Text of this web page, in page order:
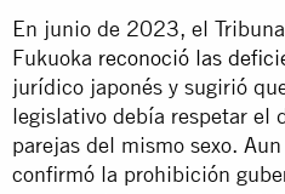
En junio de 2023, el
Fukuoka reconoció las
jurídico japonés y sugirió
legislativo debía respetar el
parejas del mismo sexo.
confirmó la prohibición